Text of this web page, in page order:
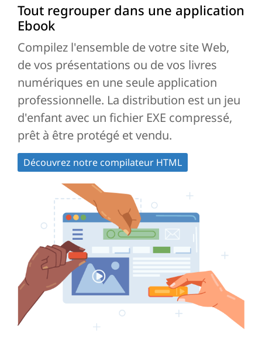
Tout regrouper dans une application
Ebook
Compilez l'ensemble de votre site Web,
de vos présentations ou de vos livres
numériques en une seule application
professionnelle. La distribution est un jeu
d'enfant avec un fichier EXE compressé,
prêt à être protégé et vendu.
Découvrez notre compilateur HTML